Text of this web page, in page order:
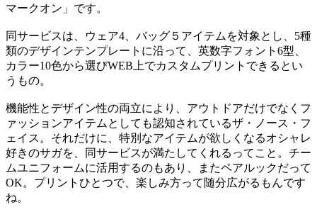
マークオン」です。
同サービスは、ウェア4、バッグ５アイテムを対象とし、5種
類のデザインテンプレートに沿って、英数字フォント6型、
カラー10色から選びWEB上でカスタムプリントできるとい
うもの。
機能性とデザイン性の両立により、アウトドアだけでなくフ
ァッションアイテムとしても認知されているザ・ノース・フ
ェイス。それだけに、特別なアイテムが欲しくなるオシャレ
好きのサガを、同サービスが満たしてくれるってこと。チー
ムユニフォームに活用するのもあり、またペアルックだって
OK。プリントひとつで、楽しみ方って随分広がるもんです
ね。